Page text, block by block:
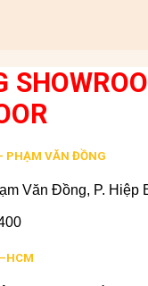
PHẠM VĂN ĐỒNG
Văn Đồng, P. Hiệp